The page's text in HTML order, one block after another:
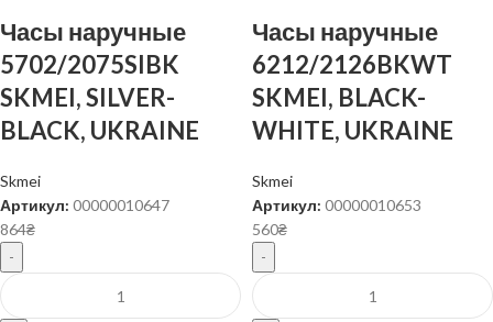
Часы наручные
5702/2075SIBK
SKMEI, SILVER-
BLACK, UKRAINE
Skmei
Артикул: 00000010647
864₴
Часы наручные
6212/2126BKWT
SKMEI, BLACK-
WHITE, UKRAINE
Skmei
Артикул: 00000010653
560₴